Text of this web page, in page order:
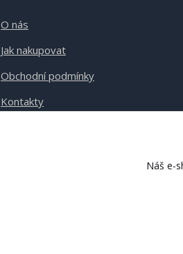
O nás
Jak nakupovat
Obchodní podmínky
Kontakty
Náš e-